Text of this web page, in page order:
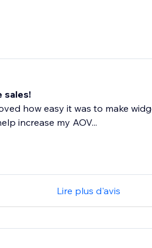
sales!
how easy it was to make
increase my AOV...
Lire plus d'avis